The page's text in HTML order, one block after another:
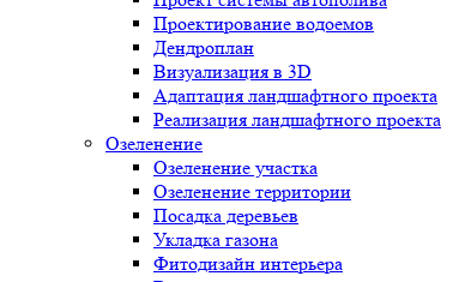
Проектирование водоемов
Дендроплан
Визуализация в 3D
Адаптация ландшафтного проекта
Реализация ландшафтного проекта
Озеленение
Озеленение участка
Озеленение территории
Посадка деревьев
Укладка газона
Фитодизайн интерьера